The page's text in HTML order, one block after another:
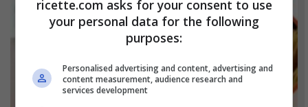
ricette.com asks for your consent to use
your personal data for the following
purposes:
Personalised advertising and content, advertising and
content measurement, audience research and
services development